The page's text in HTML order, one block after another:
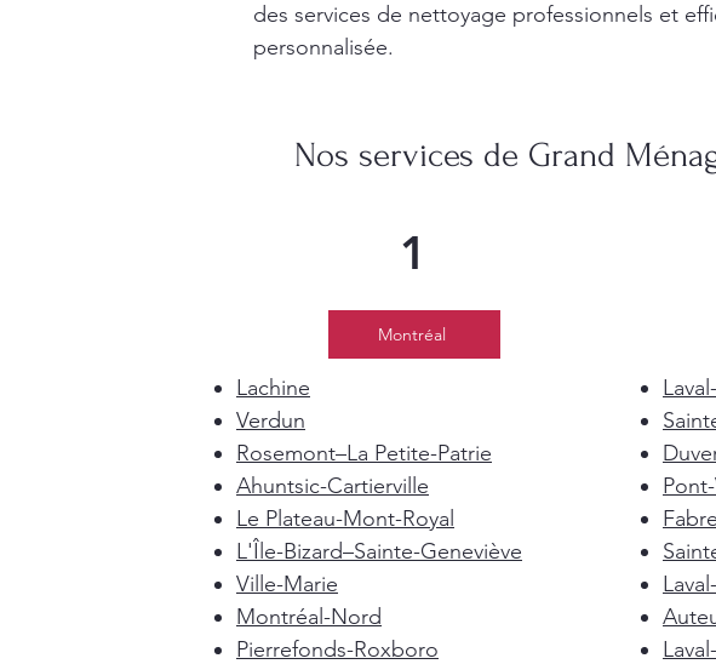
des services de nettoyage professionnels et
personnalisée.
Nos services de Grand
1
Montréal
Lachine
Verdun
Rosemont–La Petite-Patrie
Ahuntsic-Cartierville
Le Plateau-Mont-Royal
L'Île-Bizard–Sainte-Geneviève
Ville-Marie
Montréal-Nord
Pierrefonds-Roxboro